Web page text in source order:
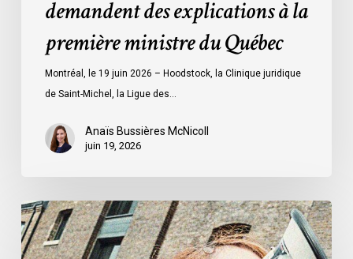
explications
ministre
Québec
demandent des explications à la
première ministre du Québec
Montréal, le 19 juin 2026 – Hoodstock, la Clinique juridique
de Saint-Michel, la Ligue des…
Anaïs Bussières McNicoll
juin 19, 2026
L’ACLC
se
joint